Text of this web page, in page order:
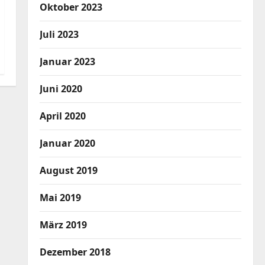
Oktober 2023
Juli 2023
Januar 2023
Juni 2020
April 2020
Januar 2020
August 2019
Mai 2019
März 2019
Dezember 2018